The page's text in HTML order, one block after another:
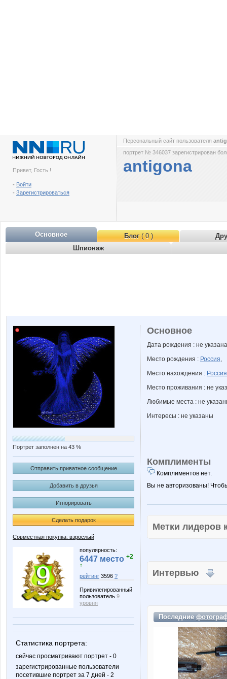
Привет, Гость !
- Войти
- Зарегистрироваться
Персональный сайт пользователя
портрет № 346037 зарегистрирован
antigona
Основное Блог( 0 )
Шпионаж
Портрет заполнен на 43 %
Отправить приватное сообщение
Добавить в друзья
Игнорировать
Сделать подарок
Совместная покупка: взрослый
популярность:
6447 место +2
↑
рейтинг 3596 ?
Привилегированный
пользователь 9
уровня
Статистика портрета:
сейчас просматривают портрет - 0
зарегистрированные пользователи
посетившие портрет за 7 дней - 2
Основное
Дата рождения : не указана
Место рождения : Россия,
Место нахождения : Россия
Место проживания : не
Любимые места : не
Интересы : не указаны
Комплименты
Комплиментов нет.
Вы не авторизованы!
Метки
Интервью
Последние